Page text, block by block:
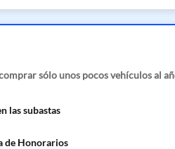
sólo unos pocos vehículos al
las subastas
de Honorarios